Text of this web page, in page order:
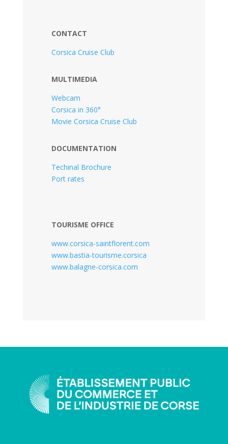
CONTACT
Corsica Cruise Club
MULTIMEDIA
Webcam
Corsica in 360°
Movie Corsica Cruise Club
DOCUMENTATION
Techinal Brochure
Port rates
TOURISME OFFICE
www.corsica-saintflorent.com
www.bastia-tourisme.corsica
www.balagne-corsica.com